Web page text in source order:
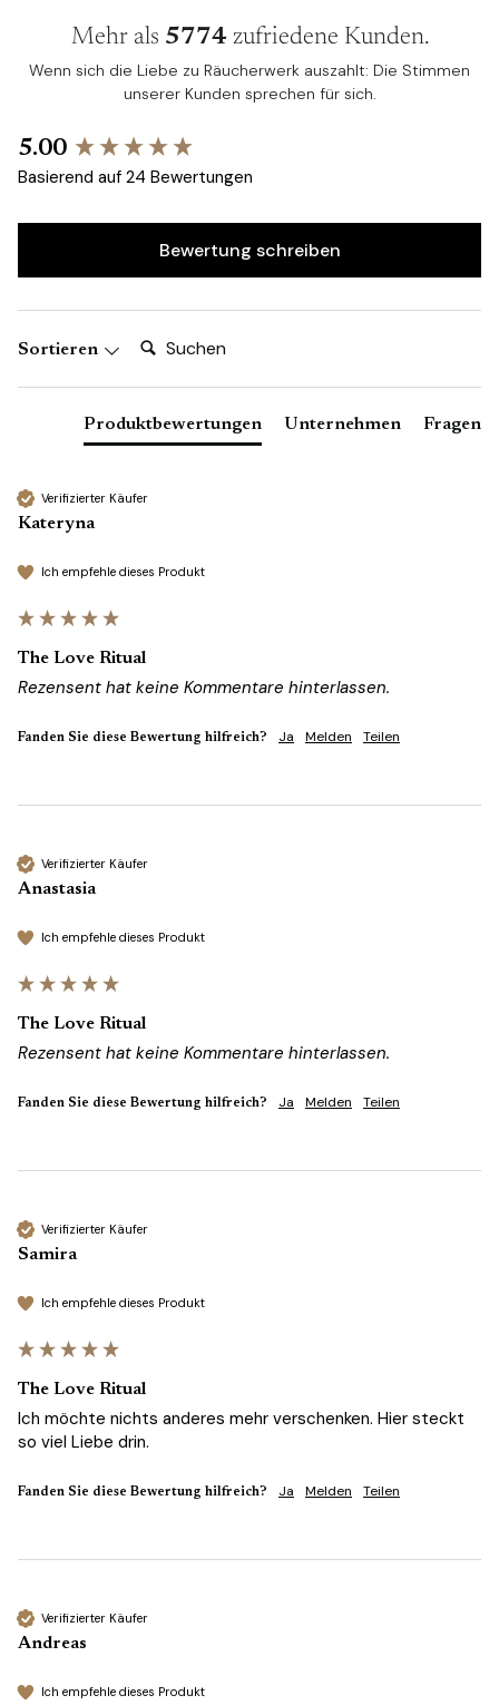
Mehr als 5774 zufriedene Kunden.
Wenn sich die Liebe zu Räucherwerk auszahlt: Die Stimmen
unserer Kunden sprechen für sich.
5.00
Basierend auf 24 Bewertungen
Bewertung schreiben
Sortieren
Suchen:
Produktbewertungen Unternehmen Fragen
Verifizierter Käufer
Kateryna
Ich empfehle dieses Produkt
The Love Ritual
Rezensent hat keine Kommentare hinterlassen.
Fanden Sie diese Bewertung hilfreich? Ja Melden Teilen
Verifizierter Käufer
Anastasia
Ich empfehle dieses Produkt
The Love Ritual
Rezensent hat keine Kommentare hinterlassen.
Fanden Sie diese Bewertung hilfreich? Ja Melden Teilen
Verifizierter Käufer
Samira
Ich empfehle dieses Produkt
The Love Ritual
Ich möchte nichts anderes mehr verschenken. Hier steckt
so viel Liebe drin.
Fanden Sie diese Bewertung hilfreich? Ja Melden Teilen
Verifizierter Käufer
Andreas
Ich empfehle dieses Produkt
New content loaded